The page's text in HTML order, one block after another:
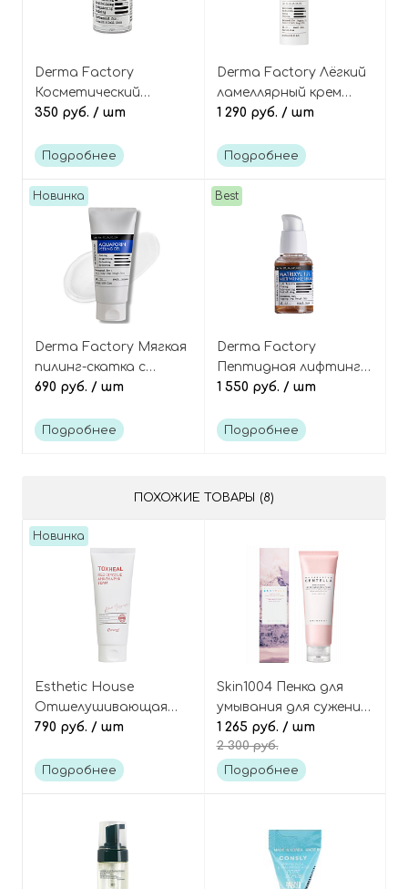
Derma Factory
Косметический
порошок чистого
Niacinamide 100
350 руб. / шт
Подробнее
Derma Factory Лёгкий
ламеллярный крем
микро-эмульсия с
Essence Cream
1 290 руб. / шт
Подробнее
Новинка
Derma Factory Мягкая
пилинг-скатка с
энзимами и
Aquaporin Peeling Gel
690 руб. / шт
Подробнее
Best
Derma Factory
Пептидная лифтинг-
сыворотка с высоким
матриксила, Matrixyl
1 550 руб. / шт
Подробнее
ПОХОЖИЕ ТОВАРЫ (8)
Новинка
Esthetic House
Отшелушивающая
пенка с комплексом
Glycolic AHA BHA PHA
790 руб. / шт
Подробнее
Skin1004 Пенка для
умывания для сужения
пор с центеллой и
энзимами,
Madagascar Centella
1 265 руб. / шт
2 300 руб.
Подробнее